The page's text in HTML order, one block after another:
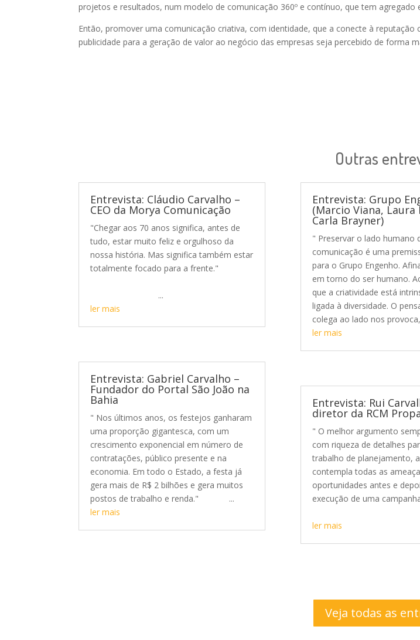
projetos e resultados, num modelo de comunicação 360º e contínuo, que tem agregado
Então, promover uma comunicação criativa, com identidade, que a conecte à
publicidade para a geração de valor ao negócio das empresas seja percebido de forma
Outras
Entrevista: Cláudio Carvalho –
CEO da Morya Comunicação
"Chegar aos 70 anos significa, antes de
tudo, estar muito feliz e orgulhoso da
nossa história. Mas significa também estar
totalmente focado para a frente."
...
ler mais
Entrevista: Gabriel Carvalho –
Fundador do Portal São João na
Bahia
" Nos últimos anos, os festejos ganharam
uma proporção gigantesca, com um
crescimento exponencial em número de
contratações, público presente e na
economia. Em todo o Estado, a festa já
gera mais de R$ 2 bilhões e gera muitos
postos de trabalho e renda." ...
ler mais
Entrevista: Grupo
(Marcio Viana, Laura
Carla Brayner)
" Preservar o lado humano
comunicação é uma
para o Grupo Engenho.
em torno do ser humano.
que a criatividade está
ligada à diversidade. O
colega ao lado nos
ler mais
Entrevista: Rui
diretor da RCM
" O melhor argumento
com riqueza de detalhes
trabalho de planejamento,
contempla todas as
oportunidades antes e
execução de uma
ler mais
Veja todas as